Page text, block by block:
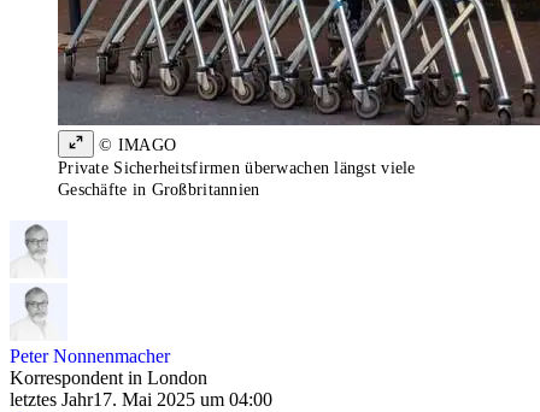
© IMAGO
Private Sicherheitsfirmen überwachen längst viele
Geschäfte in Großbritannien
Peter Nonnenmacher
Korrespondent in London
letztes Jahr17. Mai 2025 um 04:00